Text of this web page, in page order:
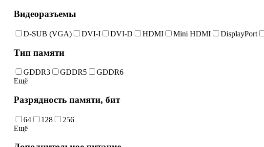
Видеоразъемы
D-SUB (VGA) DVI-I DVI-D HDMI Mini HDMI DisplayPort
Тип памяти
GDDR3 GDDR5
GDDR6
Ещё
Разрядность памяти, бит
64 128
256
Ещё